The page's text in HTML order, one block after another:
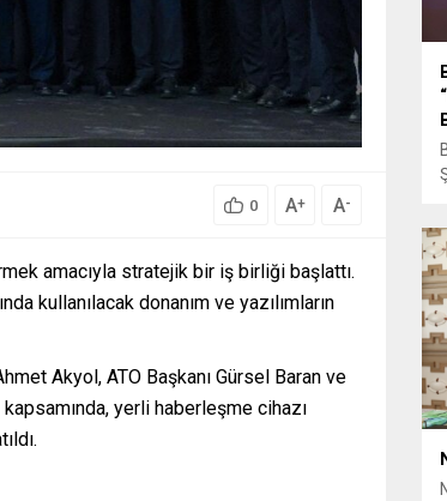
0 A+ A-
amacıyla stratejik bir iş birliği başlattı.
kullanılacak donanım ve yazılımların
Akyol, ATO Başkanı Gürsel Baran ve
yerli haberleşme cihazı